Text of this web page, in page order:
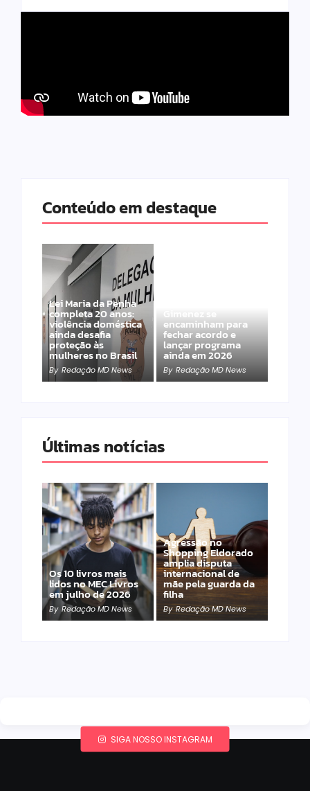
Conteúdo em destaque
Lei Maria da Penha
completa 20 anos:
violência doméstica
ainda desafia
proteção às
mulheres no Brasil
By Redação MD News
Gimenez se
encaminham para
fechar acordo e
lançar programa
ainda em 2026
By Redação MD News
Últimas notícias
Os 10 livros mais
lidos no MEC Livros
em julho de 2026
By Redação MD News
Agressão no
Shopping Eldorado
amplia disputa
internacional de
mãe pela guarda da
filha
By Redação MD News
SIGA NOSSO INSTAGRAM